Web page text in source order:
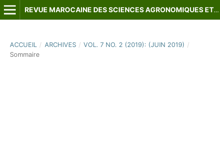
REVUE MAROCAINE DES SCIENCES AGRONOMIQUES ET VÉTÉRINAIRES
ACCUEIL / ARCHIVES / VOL. 7 NO. 2 (2019): (JUIN 2019) /
Sommaire